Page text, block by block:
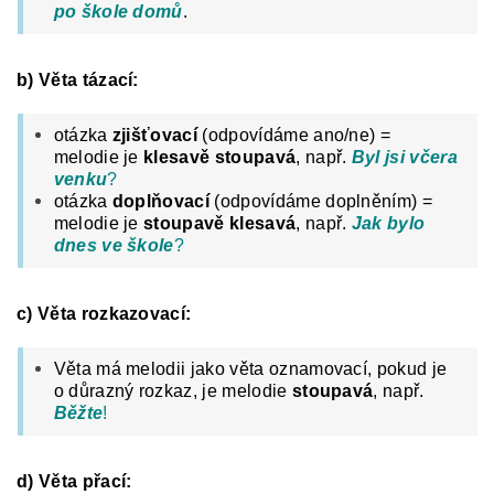
po škole domů.
b) Věta tázací:
otázka zjišťovací (odpovídáme ano/ne) =
melodie je klesavě stoupavá, např. Byl jsi včera
venku?
otázka doplňovací (odpovídáme doplněním) =
melodie jestoupavě klesavá, např. Jak bylo
dnes ve škole?
c) Věta rozkazovací:
Věta má melodii jako věta oznamovací, pokud je
o důrazný rozkaz, je melodie stoupavá, např.
Běžte!
d) Věta přací: